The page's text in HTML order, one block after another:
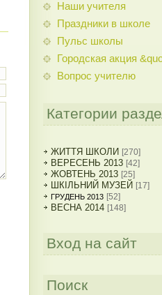
Наши учителя
Праздники в школе
Пульс школы
Городская акция
Вопрос учителю
Категории
ЖИТТЯ ШКОЛИ [270]
ВЕРЕСЕНЬ 2013 [42]
ЖОВТЕНЬ 2013 [25]
ШКІЛЬНИЙ МУЗЕЙ [17]
ГРУДЕНЬ 2013 [52]
ВЕСНА 2014 [148]
Вход на сайт
Поиск